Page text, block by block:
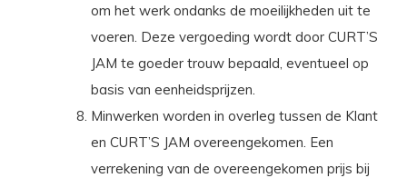
om het werk ondanks de moeilijkheden uit te
voeren. Deze vergoeding wordt door CURT’S
JAM te goeder trouw bepaald, eventueel op
basis van eenheidsprijzen.
Minwerken worden in overleg tussen de Klant
en CURT’S JAM overeengekomen. Een
verrekening van de overeengekomen prijs bij